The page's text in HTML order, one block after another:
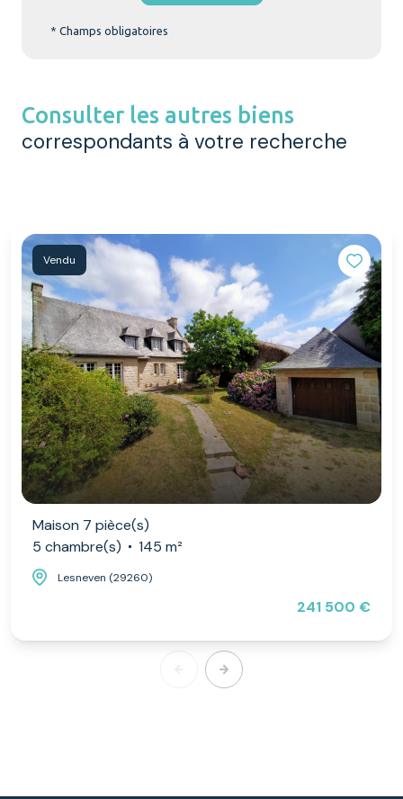
* Champs obligatoires
Consulter les autres biens
correspondants à votre recherche
Vendu
Maison 7 pièce(s)
5 chambre(s)
145 m²
Lesneven (29260)
241 500 €